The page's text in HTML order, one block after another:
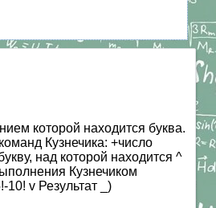
которой находится буква.
Кузнечика: +число
над которой находится ^
Кузнечиком
v Результат _)